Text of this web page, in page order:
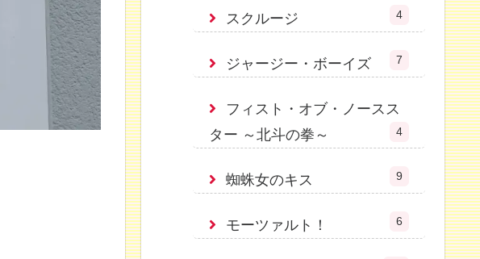
スクルージ 4
ジャージー・ボーイズ 7
フィスト・オブ・ノースス
ター ～北斗の拳～
4
蜘蛛女のキス 9
モーツァルト！ 6